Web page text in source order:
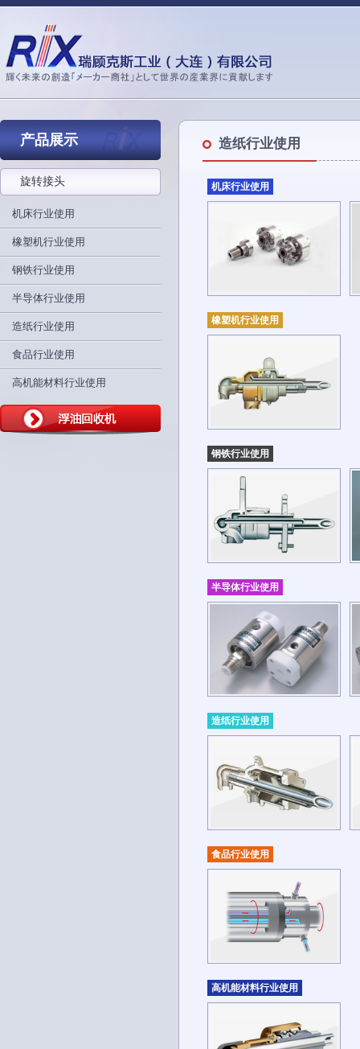
产品展示
旋转接头
机床行业使用
橡塑机行业使用
钢铁行业使用
半导体行业使用
造纸行业使用
食品行业使用
高机能材料行业使用
造纸行业使用
机床行业使用
橡塑机行业使用
钢铁行业使用
半导体行业使用
造纸行业使用
食品行业使用
高机能材料行业使用